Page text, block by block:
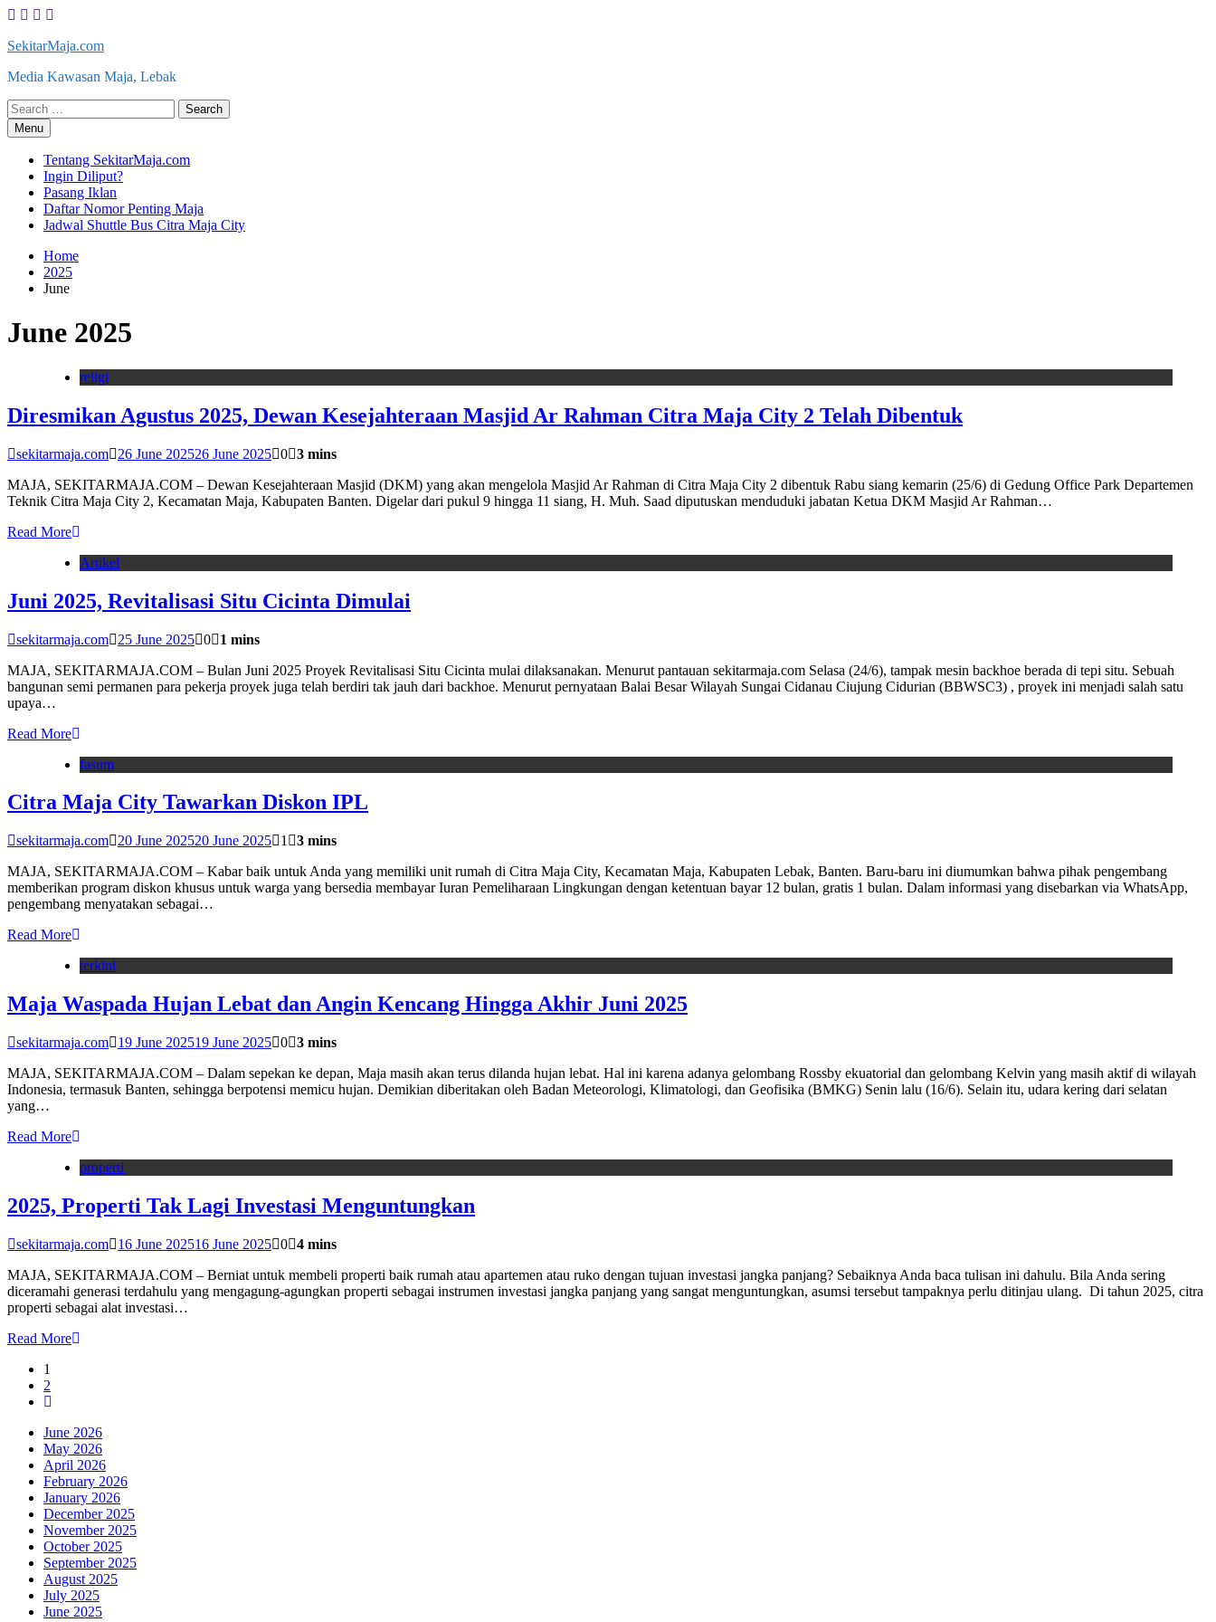
Skip
content
SekitarMaja.com
Media Kawasan Maja, Lebak
Search
for:Menu
Tentang SekitarMaja.com
Ingin Diliput?
Pasang Iklan
Daftar Nomor Penting Maja
Jadwal Shuttle Bus Citra Maja City
Home
2025
June
June 2025
religi
Diresmikan Agustus 2025, Dewan Kesejahteraan Masjid Ar Rahman Citra Maja City 2 Telah Dibentuk
sekitarmaja.com 26 June 202526 June 2025 0 3 mins
MAJA, SEKITARMAJA.COM – Dewan Kesejahteraan Masjid (DKM) yang akan mengelola Masjid Ar Rahman di Citra Maja City 2 dibentuk Rabu siang kemarin (25/6) di Gedung Office Park Departemen
Teknik Citra Maja City 2, Kecamatan Maja, Kabupaten Banten. Digelar dari pukul 9 hingga 11 siang, H. Muh. Saad diputuskan menduduki jabatan Ketua DKM Masjid Ar Rahman…
Read More
Artikel
Juni 2025, Revitalisasi Situ Cicinta Dimulai
sekitarmaja.com 25 June 2025 0
1 mins
MAJA, SEKITARMAJA.COM – Bulan Juni 2025 Proyek Revitalisasi Situ Cicinta mulai dilaksanakan. Menurut pantauan sekitarmaja.com Selasa (24/6), tampak mesin backhoe berada di tepi situ. Sebuah
bangunan semi permanen para pekerja proyek juga telah berdiri tak jauh dari backhoe. Menurut pernyataan Balai Besar Wilayah Sungai Cidanau Ciujung Cidurian (BBWSC3) , proyek ini menjadi salah satu
upaya…
Read More
fasum
Citra Maja City Tawarkan Diskon IPL
sekitarmaja.com 20 June 202520 June 2025 1
3 mins
MAJA, SEKITARMAJA.COM – Kabar baik untuk Anda yang memiliki unit rumah di Citra Maja City, Kecamatan Maja, Kabupaten Lebak, Banten. Baru-baru ini diumumkan bahwa pihak pengembang
memberikan program diskon khusus untuk warga yang bersedia membayar Iuran Pemeliharaan Lingkungan dengan ketentuan bayar 12 bulan, gratis 1 bulan. Dalam informasi yang disebarkan via WhatsApp,
pengembang menyatakan sebagai…
Read More
terkini
Maja Waspada Hujan Lebat dan Angin Kencang Hingga Akhir Juni 2025
sekitarmaja.com 19 June 202519 June 2025 0 3 mins
MAJA, SEKITARMAJA.COM – Dalam sepekan ke depan, Maja masih akan terus dilanda hujan lebat. Hal ini karena adanya gelombang Rossby ekuatorial dan gelombang Kelvin yang masih aktif di wilayah
Indonesia, termasuk Banten, sehingga berpotensi memicu hujan. Demikian diberitakan oleh Badan Meteorologi, Klimatologi, dan Geofisika (BMKG) Senin lalu (16/6). Selain itu, udara kering dari selatan
yang…
Read More
properti
2025, Properti Tak Lagi Investasi Menguntungkan
sekitarmaja.com 16 June 202516 June 2025 0 4 mins
MAJA, SEKITARMAJA.COM – Berniat untuk membeli properti baik rumah atau apartemen atau ruko dengan tujuan investasi jangka panjang? Sebaiknya Anda baca tulisan ini dahulu. Bila Anda sering
diceramahi generasi terdahulu yang mengagung-agungkan properti sebagai instrumen investasi jangka panjang yang sangat menguntungkan, asumsi tersebut tampaknya perlu ditinjau ulang. Di tahun 2025, citra
properti sebagai alat investasi…
Read More
1
2
June 2026
May 2026
April 2026
February 2026
January 2026
December 2025
November 2025
October 2025
September 2025
August 2025
July 2025
June 2025